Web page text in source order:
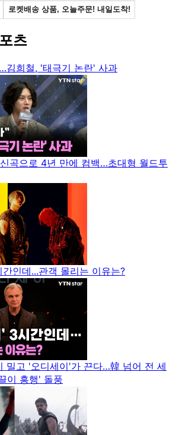
츠
김희철, '태극기 논란' 사과
곡으로 4년 만에 컴백…초대형 월드투
인데...관객 몰리는 이유는?
밀고 '오디세이'가 끈다…韓 넘어 전 세
이 흥행' 돌풍